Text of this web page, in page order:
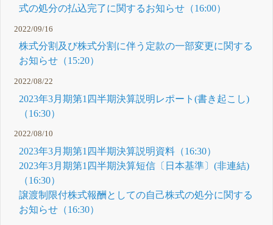
式の処分の払込完了に関するお知らせ（16:00）
2022/09/16
株式分割及び株式分割に伴う定款の一部変更に関する
お知らせ（15:20）
2022/08/22
2023年3月期第1四半期決算説明レポート(書き起こし)
（16:30）
2022/08/10
2023年3月期第1四半期決算説明資料（16:30）
2023年3月期第1四半期決算短信〔日本基準〕(非連結)
（16:30）
譲渡制限付株式報酬としての自己株式の処分に関する
お知らせ（16:30）